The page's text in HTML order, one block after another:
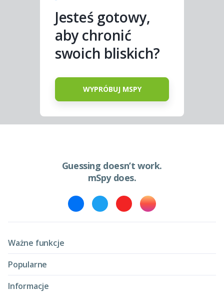
Jesteś gotowy,
aby chronić
swoich bliskich?
WYPRÓBUJ MSPY
Guessing doesn’t work.
mSpy does.
Ważne funkcje
Popularne
Informacje